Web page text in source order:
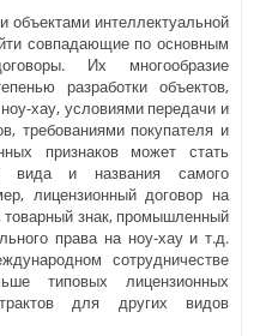
интеллектуальной
совпадающие по основным
Их многообразие
разработки объектов,
хау, условиями передачи и
требованиями покупателя и
признаков может стать
вида и названия самого
лицензионный договор на
товарный знак, промышленный
права на ноу-хау и т.д.
сотрудничестве
типовых лицензионных
для других видов